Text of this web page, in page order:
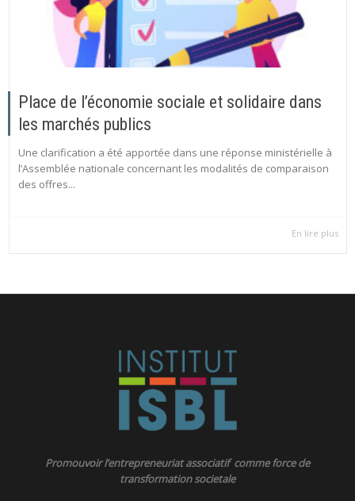
Place de l’économie sociale et solidaire dans
les marchés publics
Une clarification a été apportée dans une réponse ministérielle à
l’Assemblée nationale concernant les modalités de comparaison
des offres...
En lire plus
Promouvoir l’entrepreneuriat associatif comme force de
transformation societale